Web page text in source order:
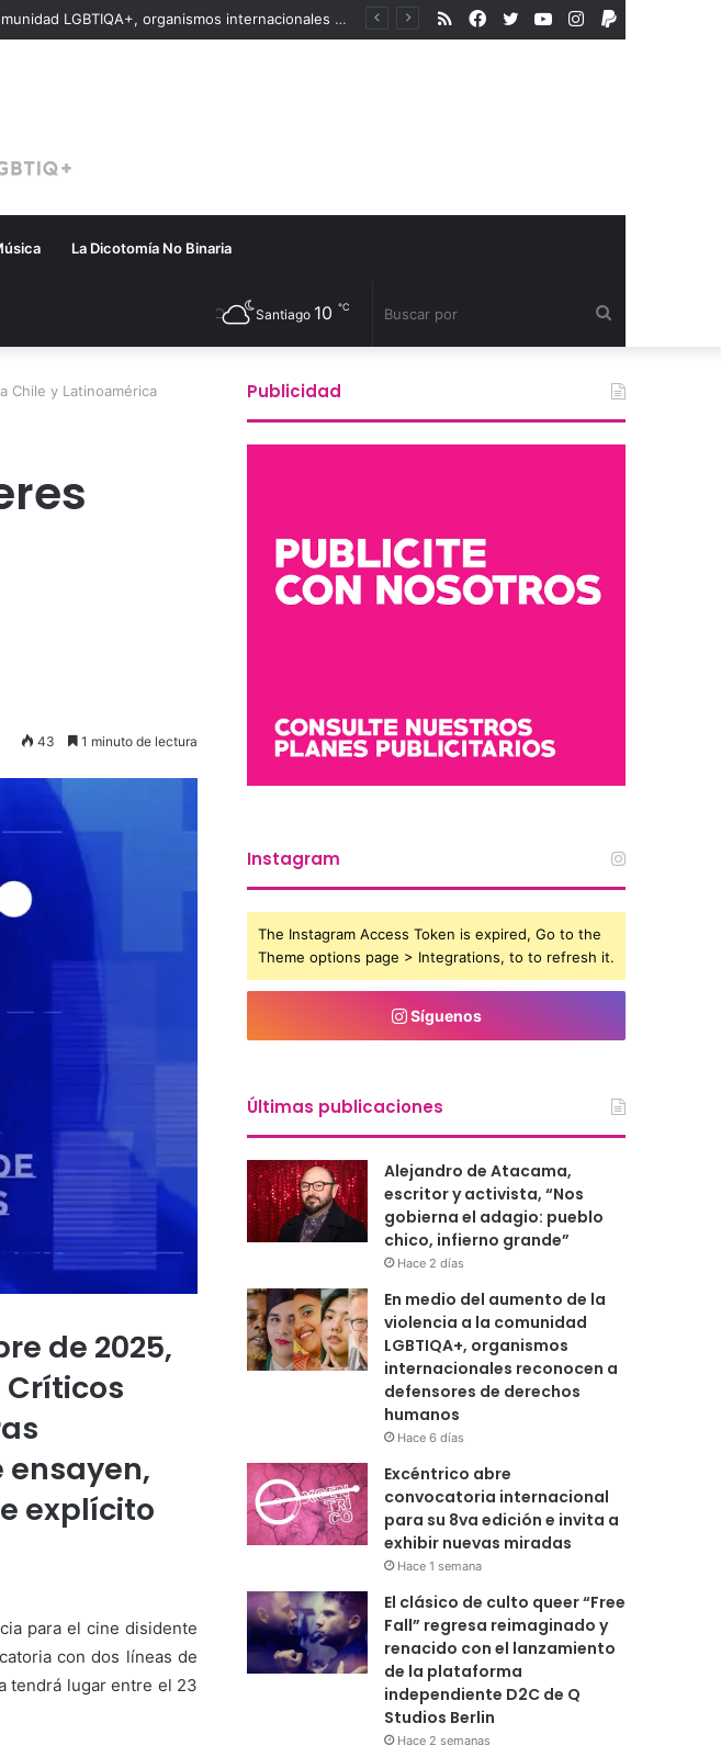
En medio del aumento de la violencia a la comunidad LGBTIQA+, organismos internacionales reconocen a defensores de derechos humanos PayPal
Instagram
YouTube
Twitter
Facebook
RSS
La Dicotomía No Binaria
por
Santiago 10 ℃
Chile y Latinoamérica
43 1 minuto de lectura
de 2025,
ensayen,
explícito
para el cine disidente
con dos líneas de
tendrá lugar entre el 23
Publicidad
Instagram
The Instagram Access Token is expired, Go to the
Theme options page > Integrations, to to refresh it.
Síguenos
Últimas publicaciones
Alejandro de Atacama,
escritor y activista, “Nos
gobierna el adagio: pueblo
chico, infierno grande”
Hace 2 días
En medio del aumento de la
violencia a la comunidad
LGBTIQA+, organismos
internacionales reconocen a
defensores de derechos
humanos
Hace 6 días
Excéntrico abre
convocatoria internacional
para su 8va edición e invita a
exhibir nuevas miradas
Hace 1 semana
El clásico de culto queer “Free
Fall” regresa reimaginado y
renacido con el lanzamiento
de la plataforma
independiente D2C de Q
Studios Berlin
Hace 2 semanas